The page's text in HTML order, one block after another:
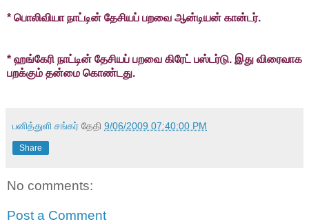
* பொலிவியா நாட்டின் தேசியப் பறவை ஆன்டியன் கான்டர்.
* ஹங்கேரி நாட்டின் தேசியப் பறவை கிரேட் பஸ்டர்டு. இது விரைவாக
பறக்கும் தன்மை கொண்டது.
பனித்துளி சங்கர் தேதி 9/06/2009 07:40:00 PM
Share
No comments:
Post a Comment